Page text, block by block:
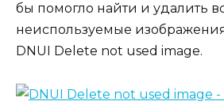
бы помогло найти и удалить
неиспользуемые
DNUI Delete not used image.